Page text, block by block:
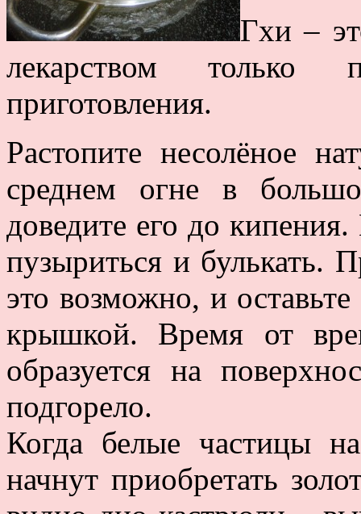
Гхи –
лекарством только
приготовления.
Растопите несолёное
среднем огне в
доведите его до
пузыриться и булькать.
это возможно, и
крышкой. Время от
образуется на
подгорело.
Когда белые частицы
начнут приобретать